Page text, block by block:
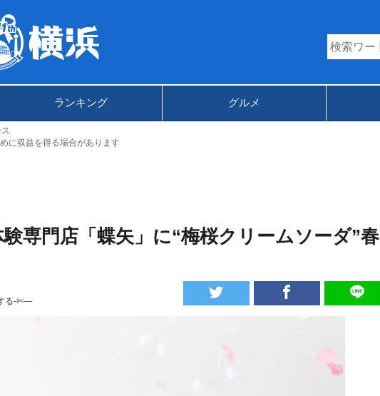
ランキング グルメ
に収益を得る場合があります
専門店「蝶矢」に“梅桜クリームソーダ”春
る-✄—